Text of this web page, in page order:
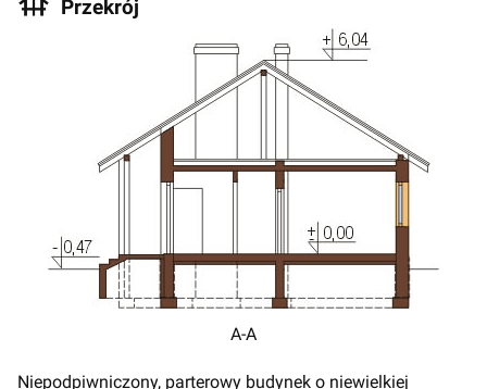
Przekrój
A-A
Niepodpiwniczony, parterowy budynek o niewielkiej